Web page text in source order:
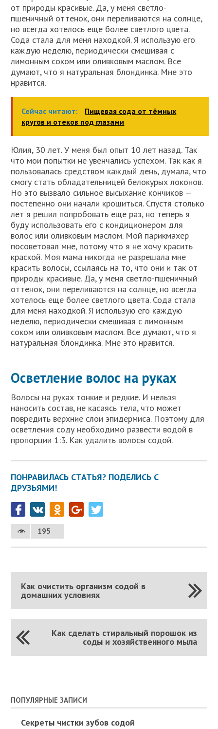
от природы красивые. Да, у меня светло-
пшеничный оттенок, они переливаются на солнце,
но всегда хотелось еще более светлого цвета.
Сода стала для меня находкой. Я использую его
каждую неделю, периодически смешивая с
лимонным соком или оливковым маслом. Все
думают, что я натуральная блондинка. Мне это
нравится.
Сейчас читают:
Пищевая сода от тёмных
кругов и отеков под глазами
Юлия, 30 лет. У меня был опыт 10 лет назад. Так
что мои попытки не увенчались успехом. Так как я
пользовалась средством каждый день, думала, что
смогу стать обладательницей белокурых локонов.
Но это вызвало сильное высыхание кончиков —
постепенно они начали крошиться. Спустя столько
лет я решил попробовать еще раз, но теперь я
буду использовать его с кондиционером для
волос или оливковым маслом. Мой парикмахер
посоветовал мне, потому что я не хочу красить
краской. Моя мама никогда не разрешала мне
красить волосы, ссылаясь на то, что они и так от
природы красивые. Да, у меня светло-пшеничный
оттенок, они переливаются на солнце, но всегда
хотелось еще более светлого цвета. Сода стала
для меня находкой. Я использую его каждую
неделю, периодически смешивая с лимонным
соком или оливковым маслом. Все думают, что я
натуральная блондинка. Мне это нравится.
Осветление волос на руках
Волосы на руках тонкие и редкие. И нельзя
наносить состав, не касаясь тела, что может
повредить верхние слои эпидермиса. Поэтому для
осветления соду необходимо развести водой в
пропорции 1:3. Как удалить волосы содой.
ПОНРАВИЛАСЬ СТАТЬЯ? ПОДЕЛИСЬ С
ДРУЗЬЯМИ!
195
Как очистить организм содой в
домашних условиях
Как сделать стиральный порошок из
соды и хозяйственного мыла
ПОПУЛЯРНЫЕ ЗАПИСИ
Секреты чистки зубов содой